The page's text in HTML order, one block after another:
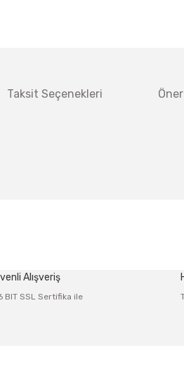
Taksit Seçenekleri
Alışveriş
BIT SSL Sertifika ile